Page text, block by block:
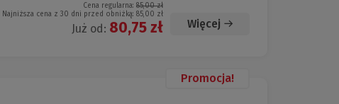
Cena regularna: 85,00 zł
Najniższa cena z 30 dni przed obniżką: 85,00 zł
Już od: 80,75 zł Więcej
Promocja!